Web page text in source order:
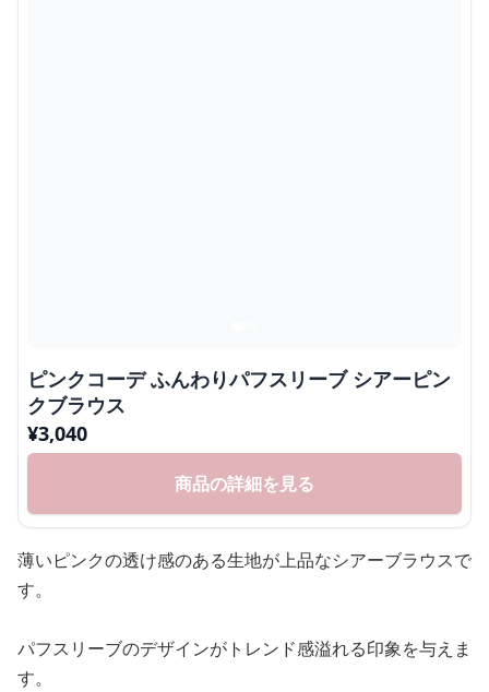
ピンクコーデ ふんわりパフスリーブ シアーピン
クブラウス
¥3,040
商品の詳細を見る
薄いピンクの透け感のある生地が上品なシアーブラウスで
す。
パフスリーブのデザインがトレンド感溢れる印象を与えま
す。